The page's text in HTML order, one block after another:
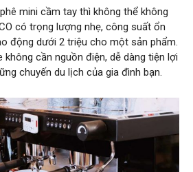
mini cầm tay thì không thể không
có trọng lượng nhẹ, công suất ổn
động dưới 2 triệu cho một sản phẩm.
không cần nguồn điện, dễ dàng tiện lợi
chuyến du lịch của gia đình bạn.